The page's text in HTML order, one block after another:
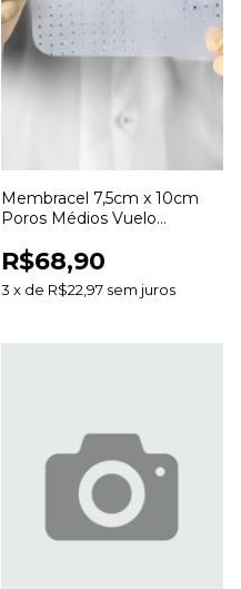
Membracel 7,5cm x 10cm
Poros Médios Vuelo
Feridas
R$68,90
3 x de R$22,97 sem juros